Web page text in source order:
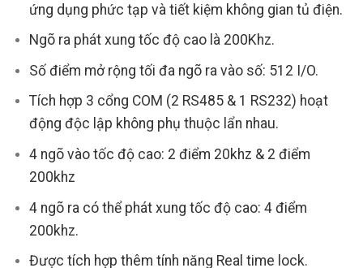
ứng dụng phức tạp và tiết kiệm không gian tủ điện.
Ngõ ra phát xung tốc độ cao là 200Khz.
Số điểm mở rộng tối đa ngõ ra vào số: 512 I/O.
Tích hợp 3 cổng COM (2 RS485 & 1 RS232) hoạt
động độc lập không phụ thuộc lẩn nhau.
4 ngõ vào tốc độ cao: 2 điểm 20khz & 2 điểm
200khz
4 ngõ ra có thể phát xung tốc độ cao: 4 điểm
200khz.
Được tích hợp thêm tính năng Real time lock.